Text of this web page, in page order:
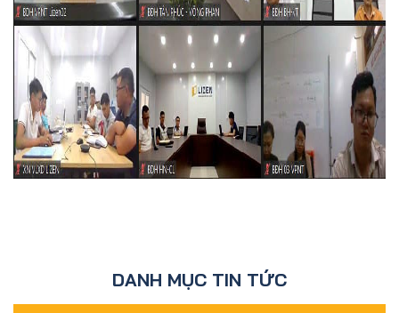
DANH MỤC TIN TỨC